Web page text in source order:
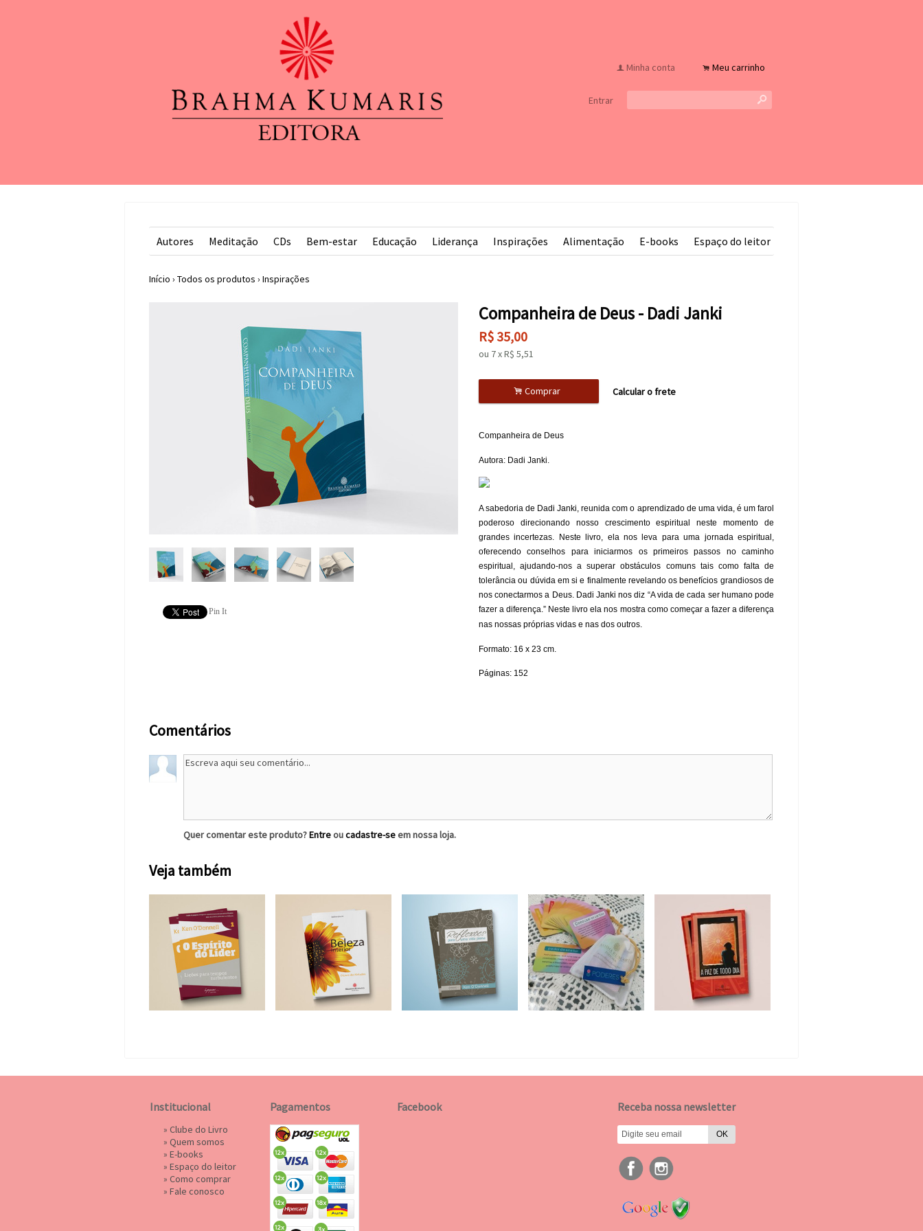
f Minha conta . Meu carrinho
Entrar s
Autores Meditação CDs Bem-estar Educação Liderança Inspirações Alimentação E-books Espaço do leitor
Início › Todos os produtos › Inspirações
Pin It
Companheira de Deus - Dadi Janki
R$ 35,00
ou 7xR$ 5,51
. Comprar Calcular o frete
Companheira de Deus
Autora: Dadi Janki.
A sabedoria de Dadi Janki, reunida com o aprendizado de uma vida, é um farol
poderoso direcionando nosso crescimento espiritual neste momento de
grandes incertezas. Neste livro, ela nos leva para uma jornada espiritual,
oferecendo conselhos para iniciarmos os primeiros passos no caminho
espiritual, ajudando-nos a superar obstáculos comuns tais como falta de
tolerância ou dúvida em si e finalmente revelando os benefícios grandiosos de
nos conectarmos a Deus. Dadi Janki nos diz “A vida de cada ser humano pode
fazer a diferença.” Neste livro ela nos mostra como começar a fazer a diferença
nas nossas próprias vidas e nas dos outros.
Formato: 16 x 23 cm.
Páginas: 152
Comentários
Quer comentar este produto?Entreoucadastre-seem nossa loja.
Veja também
Institucional
» Clube do Livro
» Quem somos
» E-books
» Espaço do leitor
» Como comprar
» Fale conosco
Pagamentos Facebook Receba nossa newsletter